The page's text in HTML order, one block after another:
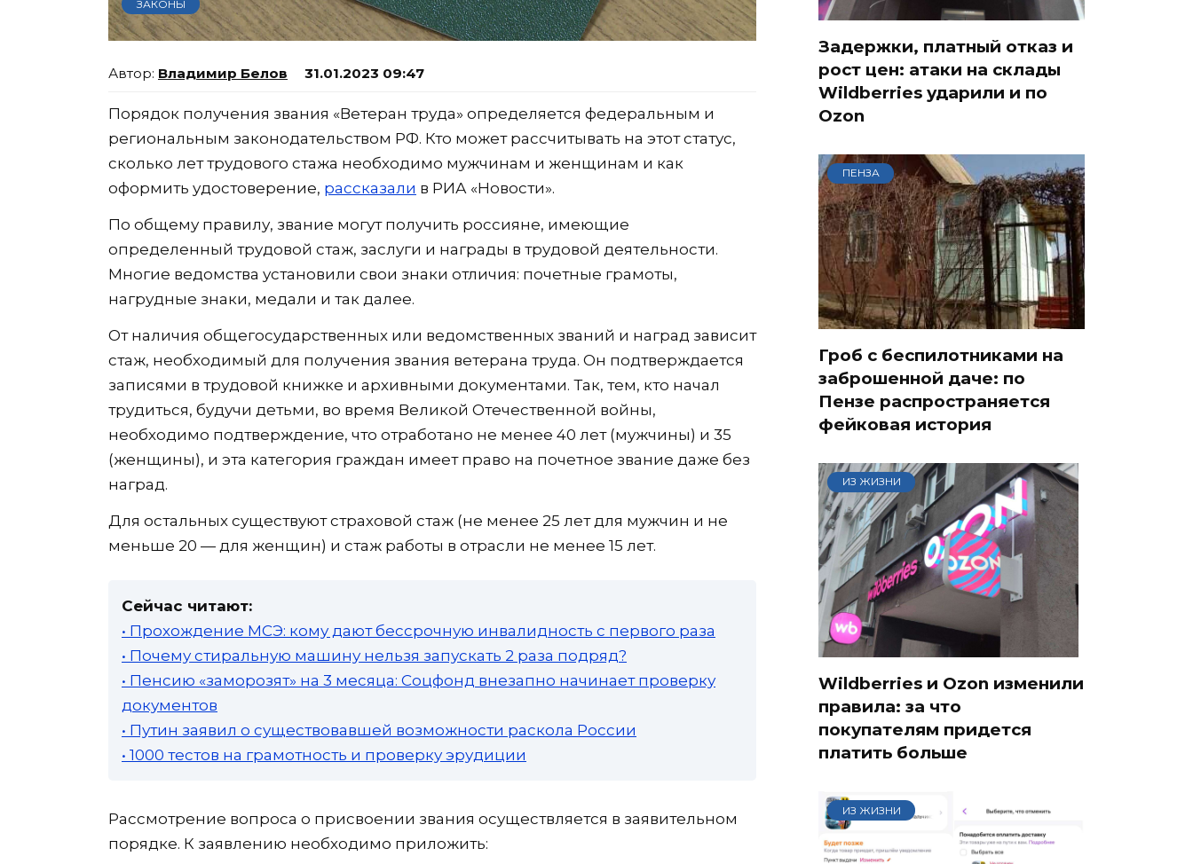
ЗАКОНЫ
Владимир Белов 31.01.2023 09:47
Порядок получения звания «Ветеран труда» определяется федеральным и
региональным законодательством РФ. Кто может рассчитывать на этот статус,
сколько лет трудового стажа необходимо мужчинам и женщинам и как
оформить удостоверение, рассказали в РИА «Новости».
По общему правилу, звание могут получить россияне, имеющие
определенный трудовой стаж, заслуги и награды в трудовой деятельности.
Многие ведомства установили свои знаки отличия: почетные грамоты,
нагрудные знаки, медали и так далее.
От наличия общегосударственных или ведомственных званий и наград зависит
стаж, необходимый для получения звания ветерана труда. Он подтверждается
записями в трудовой книжке и архивными документами. Так, тем, кто начал
трудиться, будучи детьми, во время Великой Отечественной войны,
необходимо подтверждение, что отработано не менее 40 лет (мужчины) и 35
(женщины), и эта категория граждан имеет право на почетное звание даже без
наград.
Для остальных существуют страховой стаж (не менее 25 лет для мужчин и не
меньше 20 — для женщин) и стаж работы в отрасли не менее 15 лет.
Сейчас читают:
• Прохождение МСЭ: кому дают бессрочную инвалидность с первого раза
• Почему стиральную машину нельзя запускать 2 раза подряд?
• Пенсию «заморозят» на 3 месяца: Соцфонд внезапно начинает проверку
документов
• Путин заявил о существовавшей возможности раскола России
• 1000 тестов на грамотность и проверку эрудиции
Рассмотрение вопроса о присвоении звания осуществляется в заявительном
порядке. К заявлению необходимо приложить:
Задержки, платный отказ и
рост цен: атаки на склады
Wildberries ударили и по
Ozon
ПЕНЗА
Гроб с беспилотниками на
заброшенной даче: по
Пензе распространяется
фейковая история
ИЗ ЖИЗНИ
Wildberries и Ozon изменили
правила: за что
покупателям придется
платить больше
ИЗ ЖИЗНИ